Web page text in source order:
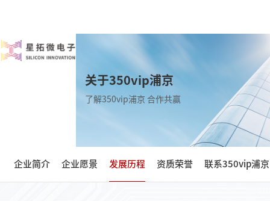
关于350vip浦京
了解350vip浦京 合作共赢
企业简介 企业愿景 发展历程 资质荣誉 联系350vip浦京